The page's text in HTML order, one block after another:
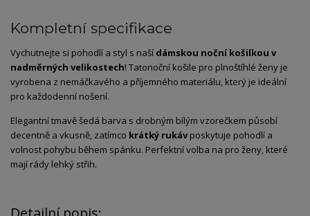
Kompletní specifikace
Vychutnejte si pohodlí a styl s naší dámskou noční košilkou v
nadměrných velikostech! Tatonoční košile pro plnoštíhlé ženy je
vyrobena z nemáčkavého a příjemného materiálu, který je ideální
pro každodenní nošení.
Elegantní tmavě šedá barva s drobným bílým vzorečkem působí
decentně a vkusně, zatímco krátký rukávposkytuje pohodlí a
volnost pohybu během spánku. Perfektní volba na pro ženy, které
mají rády lehký střih.